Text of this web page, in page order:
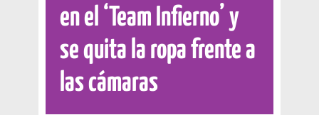
en el ‘Team Infierno’ y
se quita la ropa frente a
las cámaras